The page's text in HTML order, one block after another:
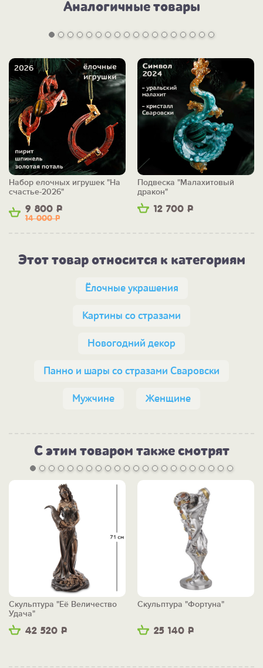
Аналогичные товары
9 800 Р
14 000Р
Набор елочных игрушек "На
счастье-2026"
12 700 Р
Подвеска "Малахитовый
дракон"
Этот товар относится к категориям
Ёлочные украшения
Картины со стразами
Новогодний декор
Панно и шары со стразами Сваровски
Мужчине Женщине
С этим товаром также смотрят
42 520 Р
Скульптура "Её Величество
Удача"
25 140 Р
Скульптура "Фортуна"